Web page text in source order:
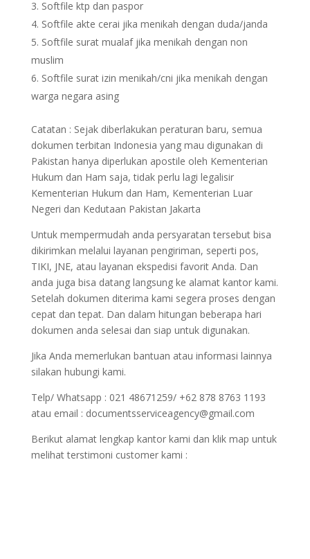
Softfile ktp dan paspor
Softfile akte cerai jika menikah dengan duda/janda
Softfile surat mualaf jika menikah dengan non
muslim
Softfile surat izin menikah/cni jika menikah dengan
warga negara asing
Catatan : Sejak diberlakukan peraturan baru, semua
dokumen terbitan Indonesia yang mau digunakan di
Pakistan hanya diperlukan apostile oleh Kementerian
Hukum dan Ham saja, tidak perlu lagi legalisir
Kementerian Hukum dan Ham, Kementerian Luar
Negeri dan Kedutaan Pakistan Jakarta
Untuk mempermudah anda persyaratan tersebut bisa
dikirimkan melalui layanan pengiriman, seperti pos,
TIKI, JNE, atau layanan ekspedisi favorit Anda. Dan
anda juga bisa datang langsung ke alamat kantor kami.
Setelah dokumen diterima kami segera proses dengan
cepat dan tepat. Dan dalam hitungan beberapa hari
dokumen anda selesai dan siap untuk digunakan.
Jika Anda memerlukan bantuan atau informasi lainnya
silakan hubungi kami.
Telp/ Whatsapp : 021 48671259/ +62 878 8763 1193
atau email : documentsserviceagency@gmail.com
Berikut alamat lengkap kantor kami dan klik map untuk
melihat terstimoni customer kami :